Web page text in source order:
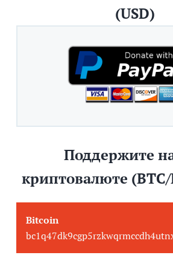
(USD)
Поддержите
криптовалюте (BTC/
Bitcoin